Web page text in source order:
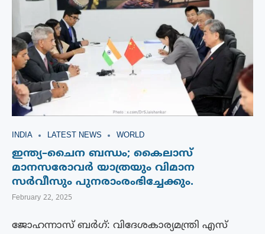
INDIA LATEST NEWS WORLD
ഇന്ത്യ–ചൈന ബന്ധം; കൈലാസ്
മാനസരോവർ യാത്രയും വിമാന
സർവീസും പുനരാംരംഭിച്ചേക്കും.
February 22, 2025
ജോഹന്നാസ് ബർഗ്: വിദേശകാര്യമന്ത്രി എസ്